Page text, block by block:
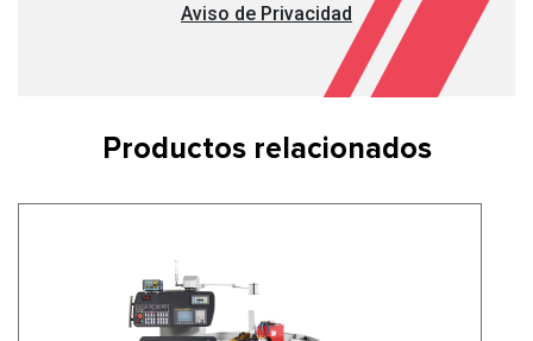
Aviso de Privacidad
Productos relacionados